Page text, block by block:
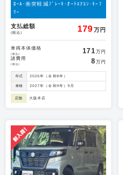
ﾛｰﾙ･衝突軽減ﾌﾞﾚｰｷ･ｵｰﾄｴｱｺﾝ･ｷｰﾌ
ﾘｰ
支払総額
(税込) 179 万円
車両本体価格
(税込) 171 万円
諸費用
(税込) 8 万円
年式 2026年（令和8年）
車検 2027年（令和9年）9月
店舗 大阪本店